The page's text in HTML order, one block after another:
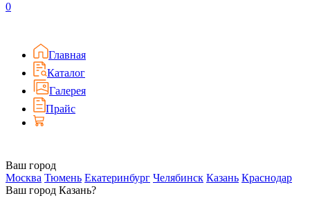
0
Главная
Каталог
Галерея
Прайс
Ваш город
Москва Тюмень Екатеринбург Челябинск Казань Краснодар
Ваш город Казань?